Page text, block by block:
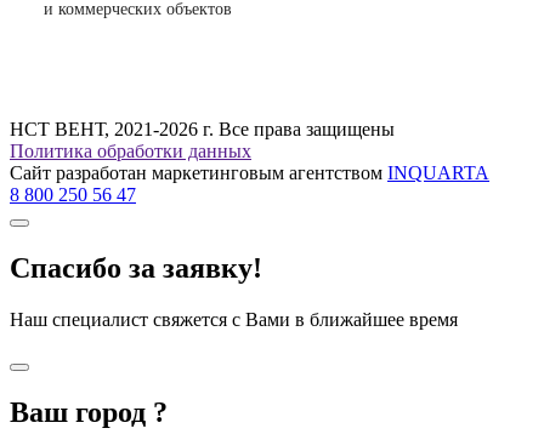
и коммерческих объектов
НСТ ВЕНТ, 2021-2026 г. Все права защищены
Политика обработки данных
Сайт разработан маркетинговым агентством INQUARTA
8 800 250 56 47
Спасибо за заявку!
Наш специалист свяжется с Вами в ближайшее время
Ваш город ?